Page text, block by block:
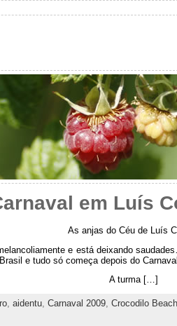
em Luís
As anjas do Céu de Luís
e está deixando
e tudo só começa depois do Carnaval
A turma […]
, aidentu, Carnaval 2009, Crocodilo Beach